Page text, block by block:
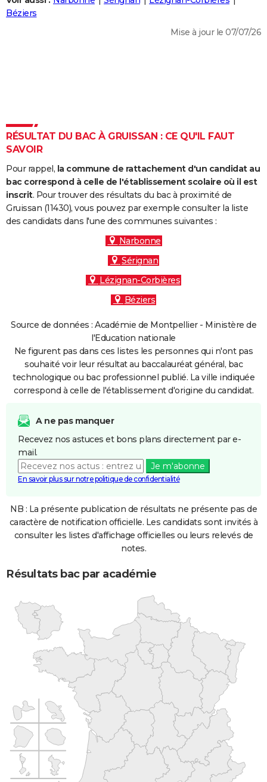
Destinations
City break
Voyage nature
Voyage de noces
Forum
Climat
+
PHOTO
Dictionnaire
Biographies
Citations
Expressions
Proverbes
PROGRAMME TV
S'inscrire
Se connecter
Lycées
Collèges
Primaires
Universités
Entreprises
Service militaire
Avis de recherche
AVIS DE DÉCÈS
FORUM
Béziers
Mise à jour le 07/07/26
RÉSULTAT DU BAC À GRUISSAN : CE QU'IL FAUT
SAVOIR
Pour rappel, la commune de rattachement d'un candidat au
bac correspond à celle de l'établissement scolaire où il est
inscrit. Pour trouver des résultats du bac à proximité de
Gruissan (11430), vous pouvez par exemple consulter la liste
des candidats dans l'une des communes suivantes :
Narbonne
Sérignan
Lézignan-Corbières
Béziers
Source de données : Académie de Montpellier - Ministère de
l'Education nationale
Ne figurent pas dans ces listes les personnes qui n'ont pas
souhaité voir leur résultat au baccalauréat général, bac
technologique ou bac professionnel publié. La ville indiquée
correspond à celle de l'établissement d'origine du candidat.
A ne pas manquer
Recevez nos astuces et bons plans directement par e-
mail.
Je m'abonne
En savoir plus sur notre politique de confidentialité
NB : La présente publication de résultats ne présente pas de
caractère de notification officielle. Les candidats sont invités à
consulter les listes d'affichage officielles ou leurs relevés de
notes.
Résultats bac par académie